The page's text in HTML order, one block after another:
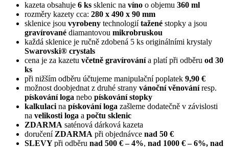
kazeta obsahuje 6 ks sklenic na víno o objemu 360 ml
rozměry kazety cca: 280 x 490 x 90 mm
sklenice jsou vyrobeny technologií tažené stopky a jsou
gravírované diamantovou mikrobruskou
každá sklenice je ručně zdobená 5 ks originálními krystaly
Swarovski® crystals
cena je za kazetu včetně gravírovánía platí při odběru od 30
ks
při nižším odběru účtujeme manipulační poplatek 9,90 €
možnost doobjednat z druhé strany vánoční věnováníresp.
pískování loga nebo pískování stopky
kalkulaci na pískování loga zašleme dodatečně v závislosti
na velikosti loga a počtu sklenic
ZDARMA saténová dárková kazeta
doručení ZDARMA při objednávce nad 50 €
SLEVYpři odběru nad 500 € – 4%, nad 1000 € – 6%, nad